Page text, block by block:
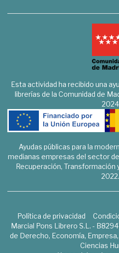
Esta actividad ha recibido una
librerías de la Comunidad de
2024
Ayudas públicas para la
medianas empresas del sector
Recuperación, Transformación
2022.
Política de privacidad
Marcial Pons Librero S.L. -
de Derecho, Economía,
Ciencias